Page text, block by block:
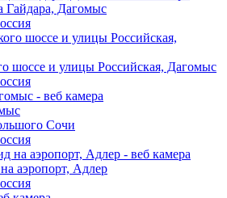
Гайдара, Дагомыс
шоссе и улицы Российская, Дагомыс
Сочи
аэропорт, Адлер